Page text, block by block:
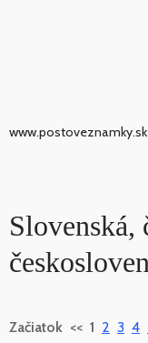
www.postoveznamky.sk
Slovenská,
Začiatok << 1 2 3 4